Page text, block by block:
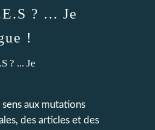
? ... Je
!
aux mutations
des articles et des